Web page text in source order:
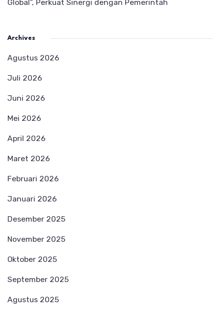
Global”, Perkuat Sinergi dengan Pemerintah
Archives
Agustus 2026
Juli 2026
Juni 2026
Mei 2026
April 2026
Maret 2026
Februari 2026
Januari 2026
Desember 2025
November 2025
Oktober 2025
September 2025
Agustus 2025